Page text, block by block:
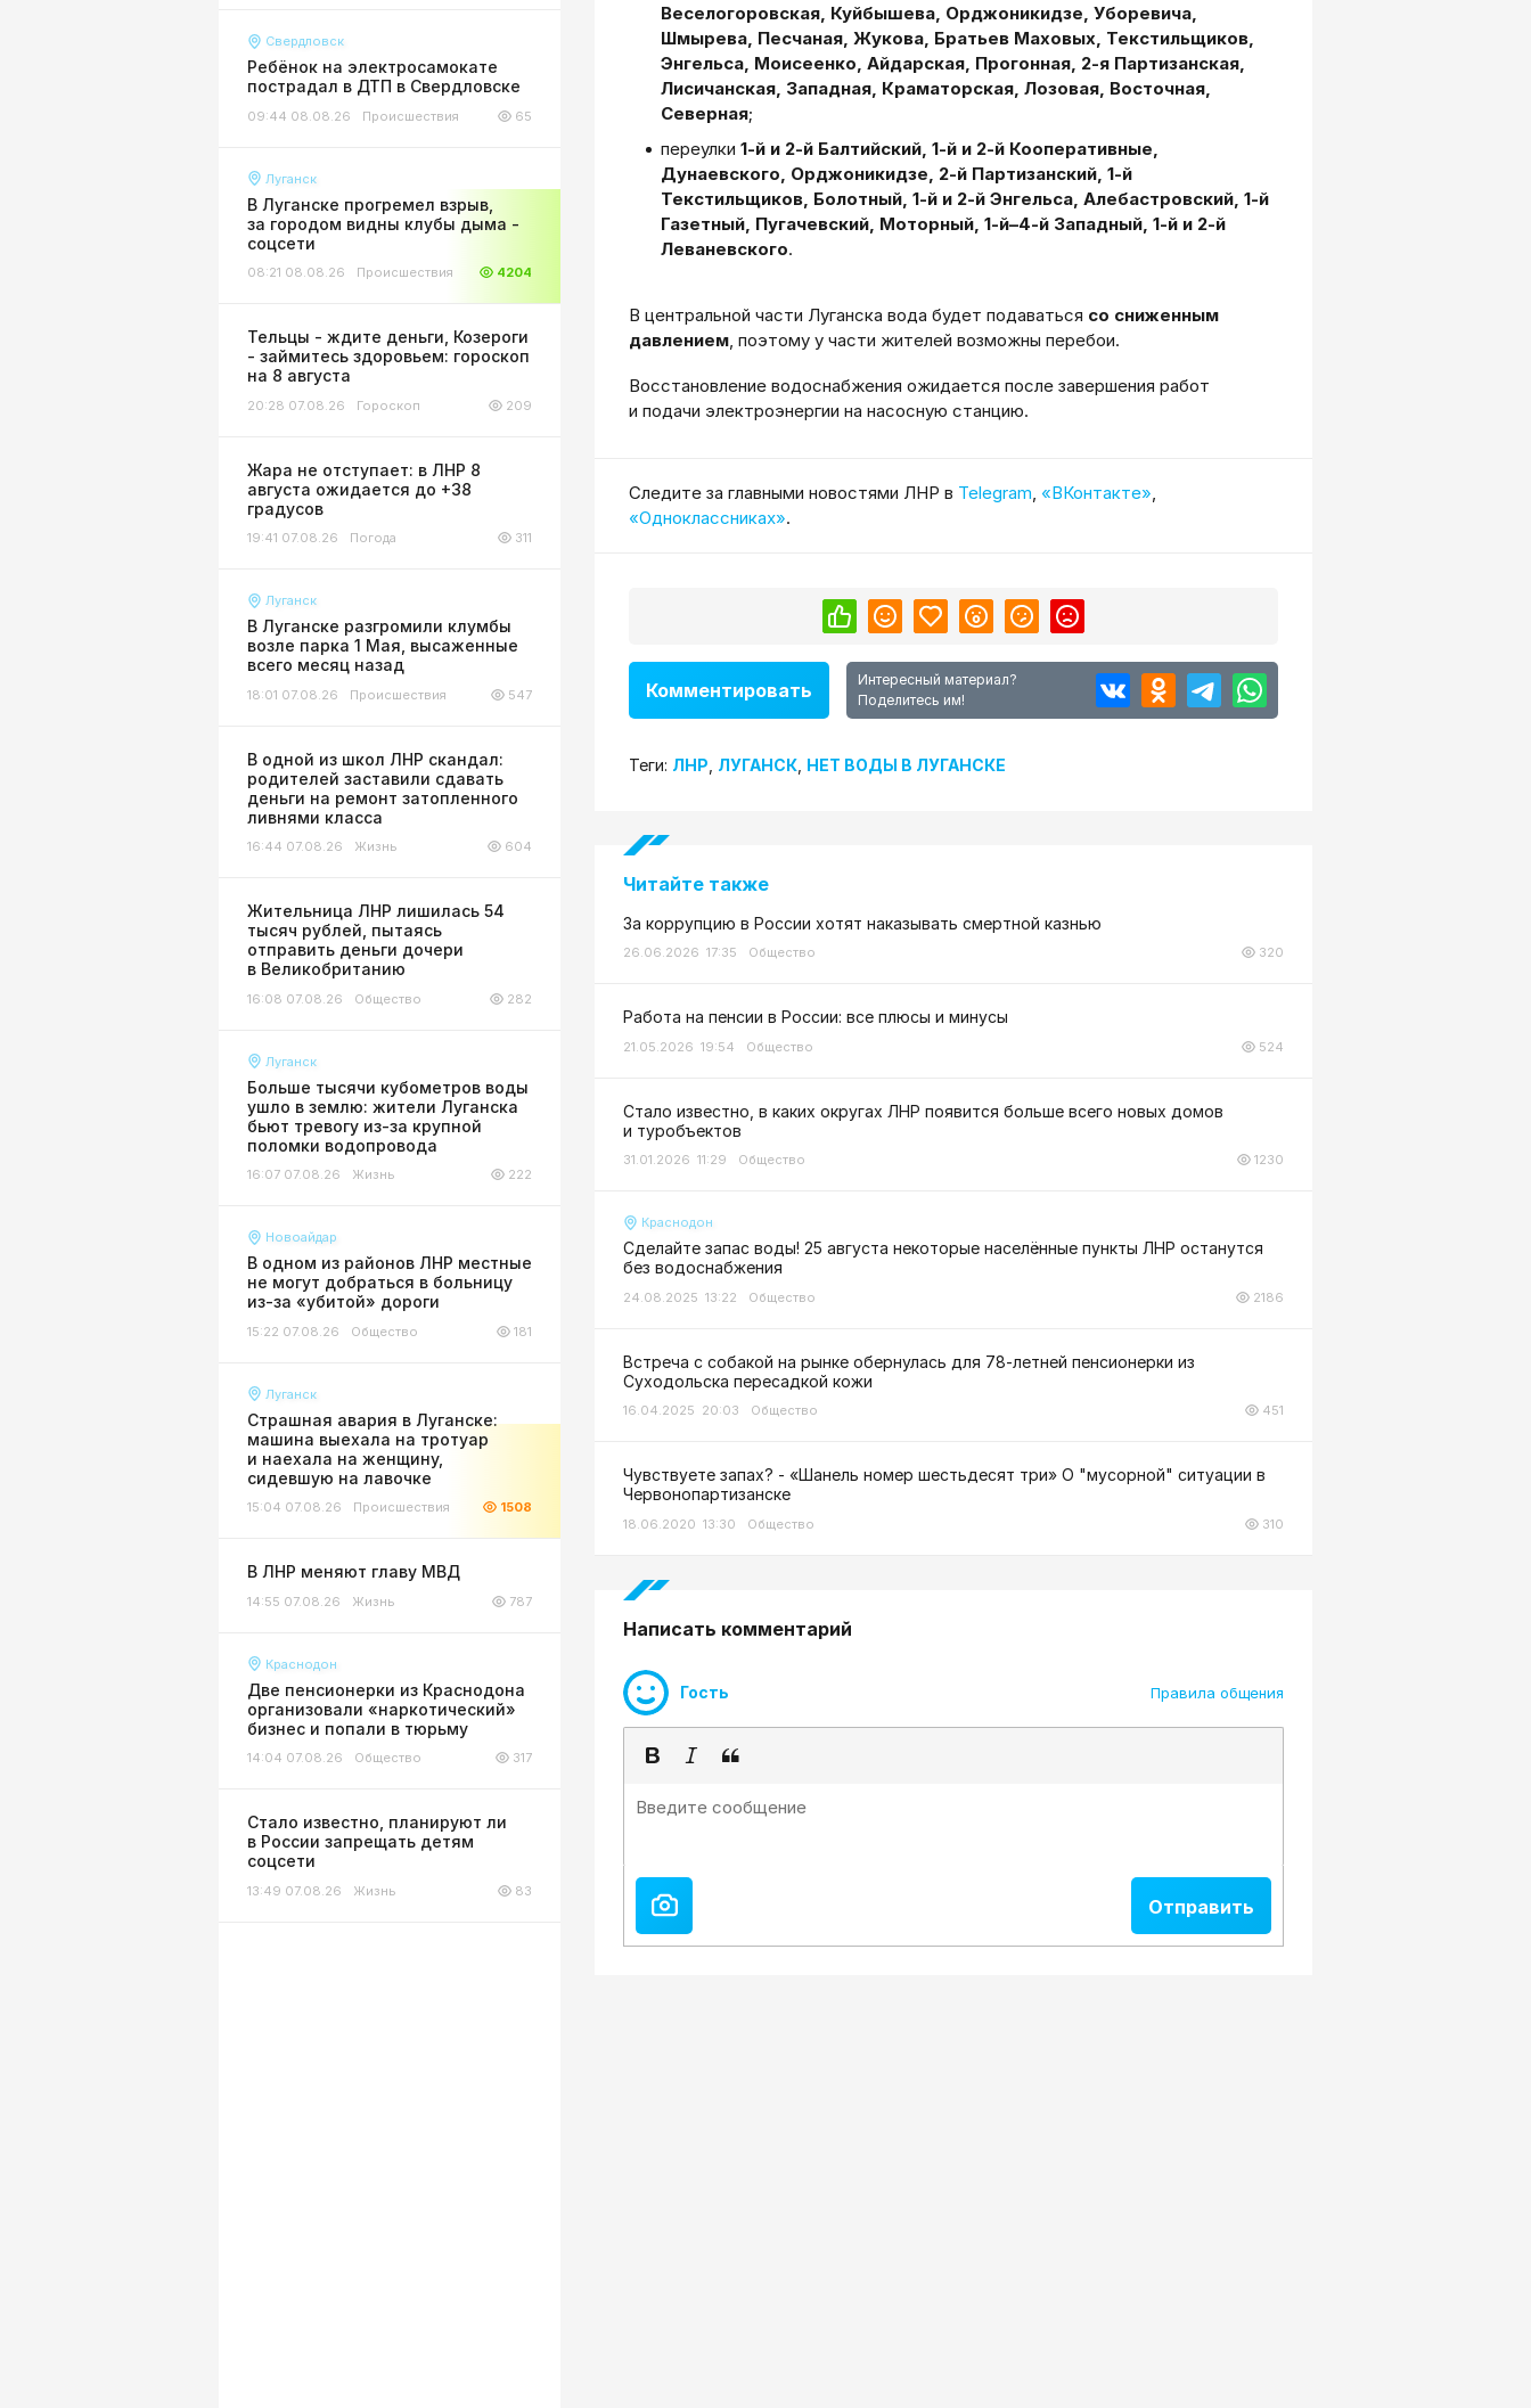
Свердловск
Ребёнок на электросамокате
пострадал в ДТП в Свердловске
09:44 08.08.26 Происшествия 65
Луганск
В Луганске прогремел взрыв,
за городом видны клубы дыма -
соцсети
08:21 08.08.26 Происшествия 4204
Тельцы - ждите деньги, Козероги
- займитесь здоровьем: гороскоп
на 8 августа
20:28 07.08.26 Гороскоп 209
Жара не отступает: в ЛНР 8
августа ожидается до +38
градусов
19:41 07.08.26 Погода 311
Луганск
В Луганске разгромили клумбы
возле парка 1 Мая, высаженные
всего месяц назад
18:01 07.08.26 Происшествия 547
В одной из школ ЛНР скандал:
родителей заставили сдавать
деньги на ремонт затопленного
ливнями класса
16:44 07.08.26 Жизнь 604
Жительница ЛНР лишилась 54
тысяч рублей, пытаясь
отправить деньги дочери
в Великобританию
16:08 07.08.26 Общество 282
Луганск
Больше тысячи кубометров воды
ушло в землю: жители Луганска
бьют тревогу из-за крупной
поломки водопровода
16:07 07.08.26 Жизнь 222
Новоайдар
В одном из районов ЛНР местные
не могут добраться в больницу
из-за «убитой» дороги
15:22 07.08.26 Общество 181
Луганск
Страшная авария в Луганске:
машина выехала на тротуар
и наехала на женщину,
сидевшую на лавочке
15:04 07.08.26 Происшествия 1508
В ЛНР меняют главу МВД
14:55 07.08.26 Жизнь 787
Краснодон
Две пенсионерки из Краснодона
организовали «наркотический»
бизнес и попали в тюрьму
14:04 07.08.26 Общество 317
Стало известно, планируют ли
в России запрещать детям
соцсети
13:49 07.08.26 Жизнь 83
Веселогоровская, Куйбышева, Орджоникидзе, Уборевича,
Шмырева, Песчаная, Жукова, Братьев Маховых, Текстильщиков,
Энгельса, Моисеенко, Айдарская, Прогонная, 2-я Партизанская,
Лисичанская, Западная, Краматорская, Лозовая, Восточная,
Северная;
переулки 1-й и 2-й Балтийский, 1-й и 2-й Кооперативные,
Дунаевского, Орджоникидзе, 2-й Партизанский, 1-й
Текстильщиков, Болотный, 1-й и 2-й Энгельса, Алебастровский, 1-й
Газетный, Пугачевский, Моторный, 1-й–4-й Западный, 1-й и 2-й
Леваневского.
В центральной части Луганска вода будет подаваться со сниженным
давлением , поэтому у части жителей возможны перебои.
Восстановление водоснабжения ожидается после завершения работ
и подачи электроэнергии на насосную станцию.
Cледите за главными новостями ЛНР в Telegram, «ВКонтакте»,
«Одноклассниках».
Комментировать
Интересный материал?
Поделитесь им!
Теги: ЛНР ЛУГАНСК НЕТ ВОДЫ В ЛУГАНСКЕ
Читайте также
За коррупцию в России хотят наказывать смертной казнью
26.06.2026 17:35 Общество 320
Работа на пенсии в России: все плюсы и минусы
21.05.2026 19:54 Общество 524
Стало известно, в каких округах ЛНР появится больше всего новых домов
и туробъектов
31.01.2026 11:29 Общество 1230
Краснодон
Сделайте запас воды! 25 августа некоторые населённые пункты ЛНР останутся
без водоснабжения
24.08.2025 13:22 Общество 2186
Встреча с собакой на рынке обернулась для 78-летней пенсионерки из
Суходольска пересадкой кожи
16.04.2025 20:03 Общество 451
Чувствуете запах? - «Шанель номер шестьдесят три» О "мусорной" ситуации в
Червонопартизанске
18.06.2020 13:30 Общество 310
Написать комментарий
Гость Правила общения